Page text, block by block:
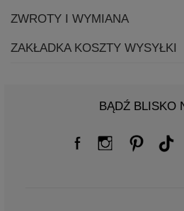
ZWROTY I WYMIANA
ZAKŁADKA KOSZTY WYSYŁKI
BĄDŹ BLISKO